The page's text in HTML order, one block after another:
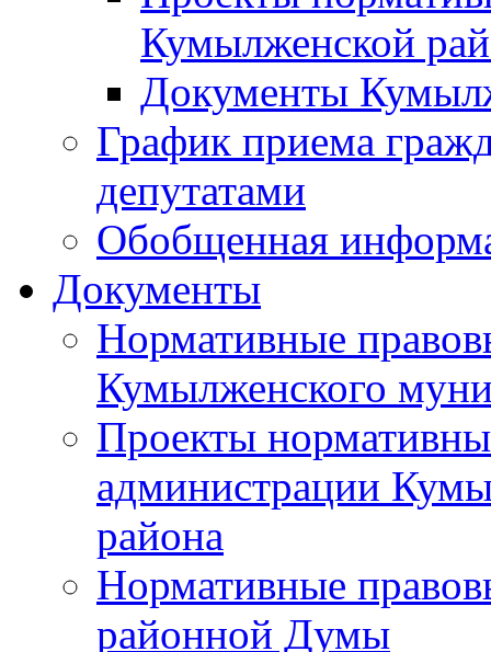
Кумылженской
Документы
График приема
депутатами
Обобщенная
Документы
Нормативные
Кумылженского
Проекты
администрации
района
Нормативные
районной Думы